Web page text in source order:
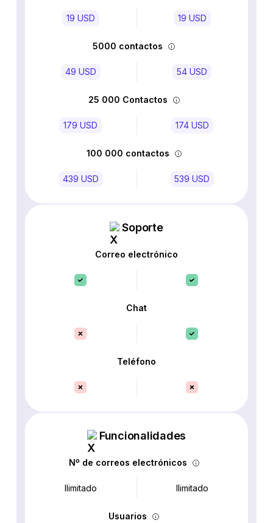
19 USD 19 USD
5000 contactos
49 USD 54 USD
25 000 Contactos
179 USD 174 USD
100 000 contactos
439 USD 539 USD
Soporte
Correo electrónico
Chat
Teléfono
Funcionalidades
Nº de correos electrónicos
Ilimitado Ilimitado
Usuarios